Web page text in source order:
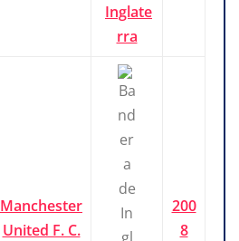
Inglate
rra
Manchester
United F. C.
200
8